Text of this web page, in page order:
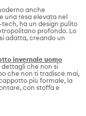
anche
una resa elevata nel
ha un design pulito
profondo. Lo
adatta, creando un
invernale uomo
che non si
che non ti tradisce mai,
più formale, la
con stoffa e